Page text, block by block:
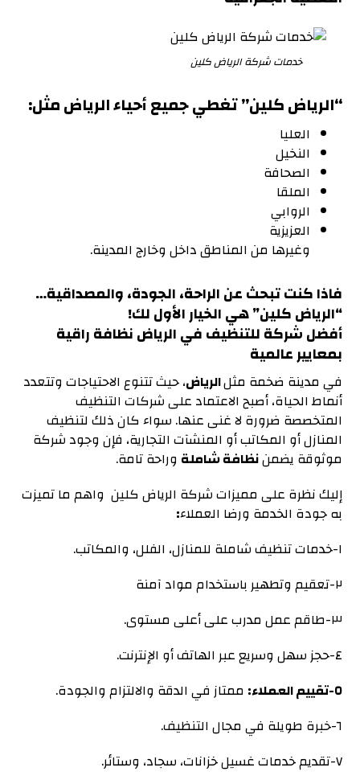
خدمات شركة الرياض كلين
“الرياض كلين” تغطي جميع أحياء الرياض مثل:
العليا
النخيل
الصحافة
الملقا
الروابي
العزيزية
وغيرها من المناطق داخل وخارج المدينة.
فاذا كنت تبحث عن الراحة، الجودة، والمصداقية…
“الرياض كلين” هي الخيار الأول لك!
أفضل شركة للتنظيف في الرياض نظافة راقية
بمعايير عالمية
في مدينة ضخمة مثلالرياض، حيث تتنوع الاحتياجات وتتعدد
أنماط الحياة، أصبح الاعتماد على شركات التنظيف
المتخصصة ضرورة لا غنى عنها. سواء كان ذلك لتنظيف
المنازل أو المكاتب أو المنشآت التجارية، فإن وجود شركة
موثوقة يضمننظافة شاملة وراحة تامة.
إليك نظرة على مميزات شركة الرياض كلين واهم ما تميزت
به جودة الخدمة ورضا العملاء:
١-خدمات تنظيف شاملة للمنازل، الفلل، والمكاتب.
٢-تعقيم وتطهير باستخدام مواد آمنة
٣-طاقم عمل مدرب على أعلى مستوى.
٤-حجز سهل وسريع عبر الهاتف أو الإنترنت.
٥-تقييم العملاء:
ممتاز في الدقة والالتزام والجودة.
٦-خبرة طويلة في مجال التنظيف.
٧-تقديم خدمات غسيل خزانات، سجاد، وستائر.